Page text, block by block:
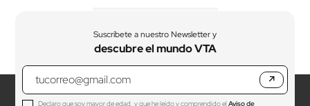
Suscríbete a nuestro Newsletter y
descubre el mundo VTA
↗
Declaro que soy mayor de edad, y que he leído y comprendido elAviso de